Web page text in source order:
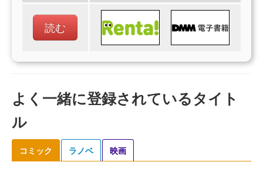
読む
よく一緒に登録されているタイト
ル
コミック ラノベ 映画